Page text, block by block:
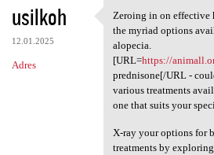
usilkoh
12.01.2025
Adres
Zeroing in on
Zeroing in on effective
the myriad options
alopecia.
[URL=https://
prednisone[/URL -
various treatments
one that suits your
X-ray your options for
treatments by